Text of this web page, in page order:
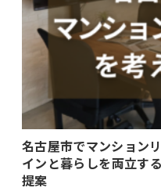
名古屋市でマンション
インと暮らしを両立す
提案